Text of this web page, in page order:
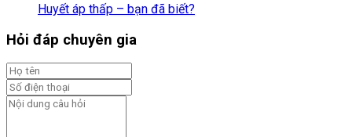
Huyết áp thấp – bạn đã biết?
Hỏi đáp chuyên gia